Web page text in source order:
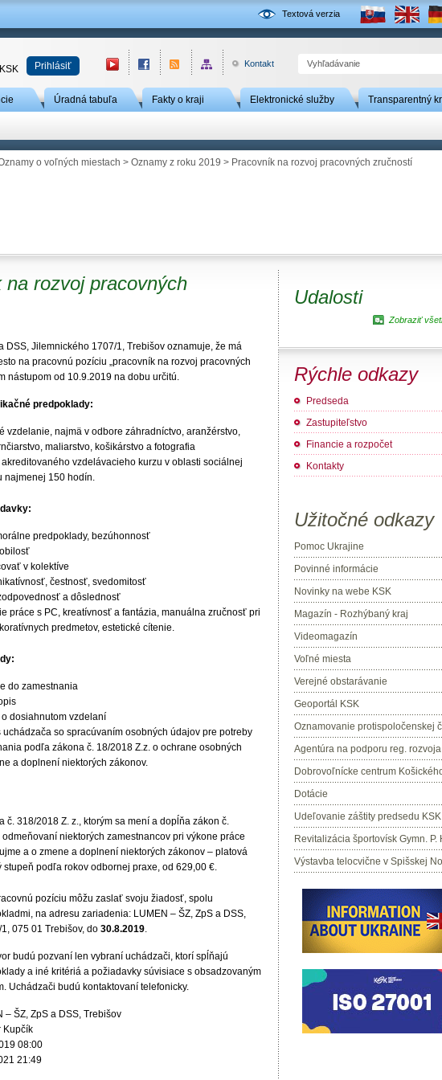
Textová verzia
Prihlásiť Kontakt
Úradná tabuľa Fakty o kraji Elektronické služby Transparentný
o voľných miestach > Oznamy z roku 2019 > Pracovník na rozvoj pracovných zručností
na rozvoj pracovných
DSS, Jilemnického 1707/1, Trebišov oznamuje, že má
na pracovnú pozíciu „pracovník na rozvoj pracovných
nástupom od 10.9.2019 na dobu určitú.
predpoklady:
vzdelanie, najmä v odbore záhradníctvo, aranžérstvo,
maliarstvo, košikárstvo a fotografia
vzdelávacieho kurzu v oblasti sociálnej
najmenej 150 hodín.
predpoklady, bezúhonnosť
v kolektíve
čestnosť, svedomitosť
a dôslednosť
práce s PC, kreatívnosť a fantázia, manuálna zručnosť pri
predmetov, estetické cítenie.
do zamestnania
dosiahnutom vzdelaní
uchádzača so spracúvaním osobných údajov pre potreby
podľa zákona č. 18/2018 Z.z. o ochrane osobných
a doplnení niektorých zákonov.
č. 318/2018 Z. z., ktorým sa mení a dopĺňa zákon č.
odmeňovaní niektorých zamestnancov pri výkone práce
a o zmene a doplnení niektorých zákonov – platová
stupeň podľa rokov odbornej praxe, od 629,00 €.
pozíciu môžu zaslať svoju žiadosť, spolu
na adresu zariadenia: LUMEN – ŠZ, ZpS a DSS,
075 01 Trebišov, do 30.8.2019.
budú pozvaní len vybraní uchádzači, ktorí spĺňajú
a iné kritériá a požiadavky súvisiace s obsadzovaným
Uchádzači budú kontaktovaní telefonicky.
– ŠZ, ZpS a DSS, Trebišov
Kupčík
08:00
21:49
Udalosti
Zobraziť
Rýchle odkazy
Predseda
Zastupiteľstvo
Financie a rozpočet
Kontakty
Užitočné odkazy
Pomoc Ukrajine
Povinné informácie
Novinky na webe KSK
Magazín - Rozhýbaný kraj
Videomagazín
Voľné miesta
Verejné obstarávanie
Geoportál KSK
Oznamovanie protispoločenskej
Agentúra na podporu reg. rozvoja
Dobrovoľnícke centrum
Dotácie
Udeľovanie záštity predsedu KSK
Revitalizácia športovísk Gymn. P.
Výstavba telocvične v Spišskej